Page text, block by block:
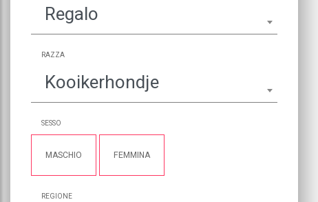
Regalo
RAZZA
Kooikerhondje
SESSO
MASCHIO FEMMINA
REGIONE